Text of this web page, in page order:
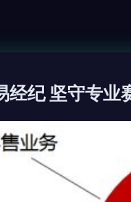
经纪 坚守专业